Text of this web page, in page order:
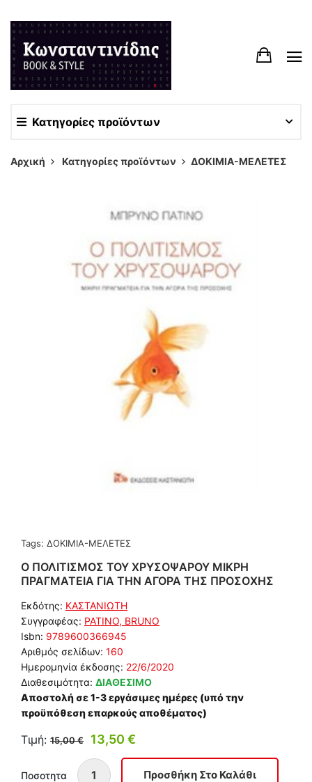
Κατηγορίες προϊόντων
Αρχική Κατηγορίες προϊόντων ΔΟΚΙΜΙΑ-ΜΕΛΕΤΕΣ
Tags: ΔΟΚΙΜΙΑ-ΜΕΛΕΤΕΣ
Ο ΠΟΛΙΤΙΣΜΟΣ ΤΟΥ ΧΡΥΣΟΨΑΡΟΥ ΜΙΚΡΗ
ΠΡΑΓΜΑΤΕΙΑ ΓΙΑ ΤΗΝ ΑΓΟΡΑ ΤΗΣ ΠΡΟΣΟΧΗΣ
Εκδότης: ΚΑΣΤΑΝΙΩΤΗ
Συγγραφέας: PATINO, BRUNO
Isbn: 9789600366945
Αριθμός σελίδων: 160
Ημερομηνία έκδοσης: 22/6/2020
Διαθεσιμότητα: ΔΙΑΘΕΣΙΜΟ
Αποστολή σε 1-3 εργάσιμες ημέρες (υπό την
προϋπόθεση επαρκούς αποθέματος)
Τιμή: 15,00 € 13,50 €
Ποσοτητα